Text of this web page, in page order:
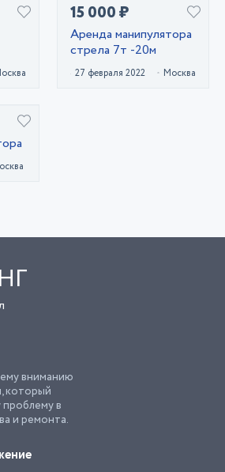
15 000 ₽
Аренда манипулятора
стрела 7т -20м
27 февраля 2022 Москва
вниманию
который
в
и ремонта.